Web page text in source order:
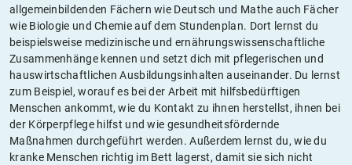
allgemeinbildenden Fächern wie Deutsch und Mathe auch Fächer
wie Biologie und Chemie auf dem Stundenplan. Dort lernst du
beispielsweise medizinische und ernährungswissenschaftliche
Zusammenhänge kennen und setzt dich mit pflegerischen und
hauswirtschaftlichen Ausbildungsinhalten auseinander. Du lernst
zum Beispiel, worauf es bei der Arbeit mit hilfsbedürftigen
Menschen ankommt, wie du Kontakt zu ihnen herstellst, ihnen bei
der Körperpflege hilfst und wie gesundheitsfördernde
Maßnahmen durchgeführt werden. Außerdem lernst du, wie du
kranke Menschen richtig im Bett lagerst, damit sie sich nicht